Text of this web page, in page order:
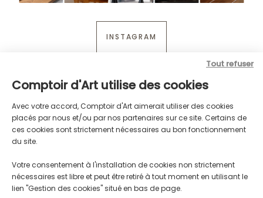
Comptoir d'Art utilise des cookies
Avec votre accord, Comptoir d'Art aimerait utiliser des cookies
placés par nous et/ou par nos partenaires sur ce site. Certains de
ces cookies sont strictement nécessaires au bon fonctionnement
du site.
Votre consentement à l'installation de cookies non strictement
nécessaires est libre et peut être retiré à tout moment en utilisant le
lien "Gestion des cookies" situé en bas de page.
Tout refuser
INSTAGRAM